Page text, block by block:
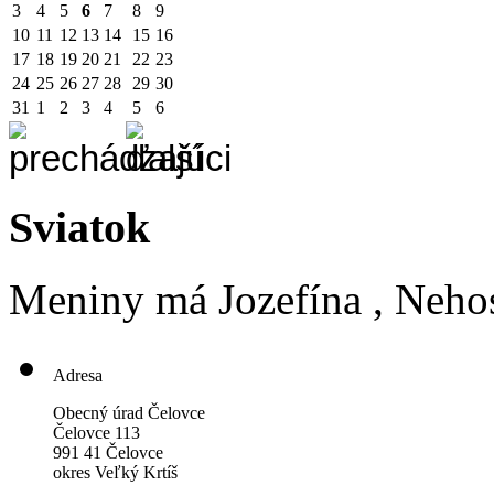
3
4 5 6 7 8
9
10 11 12 13 14 15 16
17 18 19 20 21 22 23
24 25 26 27 28 29 30
31 1 2 3 4 5 6
Sviatok
Meniny má Jozefína ,
Adresa
Obecný úrad Čelovce
Čelovce 113
991 41 Čelovce
okres Veľký Krtíš